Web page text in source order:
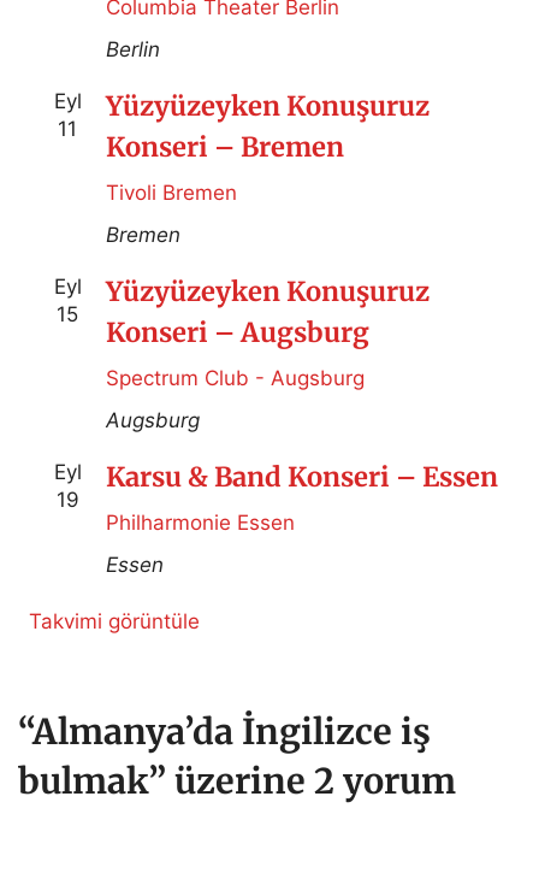
Columbia Theater Berlin
Berlin
Eyl
11
Yüzyüzeyken Konuşuruz
Konseri – Bremen
Tivoli Bremen
Bremen
Eyl
15
Yüzyüzeyken Konuşuruz
Konseri – Augsburg
Spectrum Club - Augsburg
Augsburg
Eyl
19
Karsu & Band Konseri – Essen
Philharmonie Essen
Essen
Takvimi görüntüle
“Almanya’da İngilizce iş
bulmak” üzerine 2 yorum